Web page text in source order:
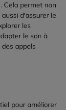
Cela permet non
d'assurer le
les
le son à
appels
pour améliorer